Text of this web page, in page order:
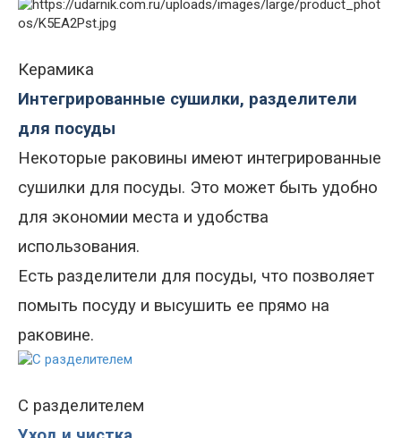
Керамика
Интегрированные сушилки, разделители
для посуды
Некоторые раковины имеют интегрированные
сушилки для посуды. Это может быть удобно
для экономии места и удобства
использования.
Есть разделители для посуды, что позволяет
помыть посуду и высушить ее прямо на
раковине.
С разделителем